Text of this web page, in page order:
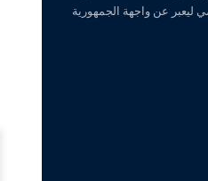
ليعبر عن واجهة الجمهورية